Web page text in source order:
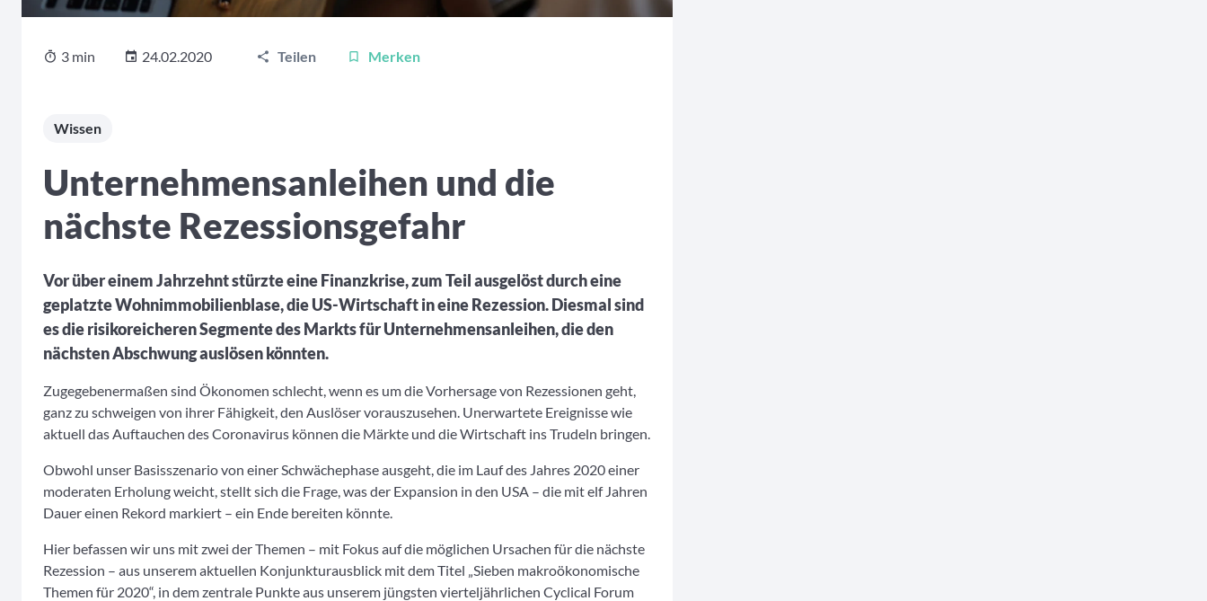
3 min 24.02.2020 Teilen Merken
Wissen
Unternehmensanleihen und die
nächste Rezessionsgefahr
Vor über einem Jahrzehnt stürzte eine Finanzkrise, zum Teil ausgelöst durch eine
geplatzte Wohnimmobilienblase, die US-Wirtschaft in eine Rezession. Diesmal sind
es die risikoreicheren Segmente des Markts für Unternehmensanleihen, die den
nächsten Abschwung auslösen könnten.
Zugegebenermaßen sind Ökonomen schlecht, wenn es um die Vorhersage von Rezessionen geht,
ganz zu schweigen von ihrer Fähigkeit, den Auslöser vorauszusehen. Unerwartete Ereignisse wie
aktuell das Auftauchen des Coronavirus können die Märkte und die Wirtschaft ins Trudeln bringen.
Obwohl unser Basisszenario von einer Schwächephase ausgeht, die im Lauf des Jahres 2020 einer
moderaten Erholung weicht, stellt sich die Frage, was der Expansion in den USA – die mit elf Jahren
Dauer einen Rekord markiert – ein Ende bereiten könnte.
Hier befassen wir uns mit zwei der Themen – mit Fokus auf die möglichen Ursachen für die nächste
Rezession – aus unserem aktuellen Konjunkturausblick mit dem Titel „Sieben makroökonomische
Themen für 2020“, in dem zentrale Punkte aus unserem jüngsten vierteljährlichen Cyclical Forum